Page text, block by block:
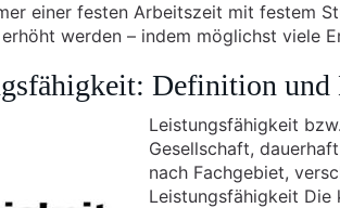
einer festen Arbeitszeit mit festem
werden – indem möglichst viele
Definition und
Leistungsfähigkeit
Gesellschaft,
nach Fachgebiet,
Leistungsfähigkeit